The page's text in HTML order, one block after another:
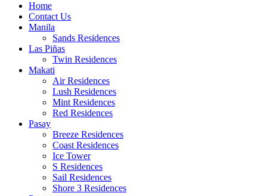
Home
Contact Us
Manila
Sands Residences
Las Piñas
Twin Residences
Makati
Air Residences
Lush Residences
Mint Residences
Red Residences
Pasay
Breeze Residences
Coast Residences
Ice Tower
S Residences
Sail Residences
Shore 3 Residences